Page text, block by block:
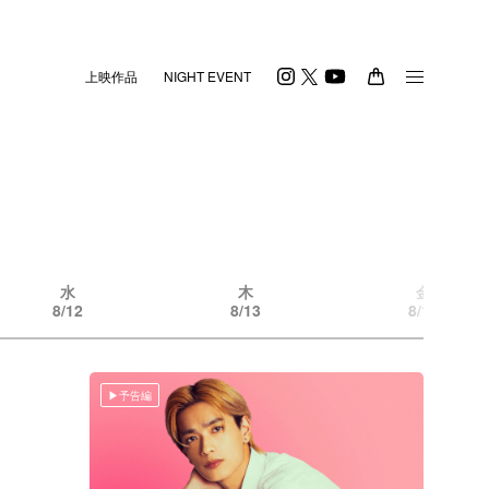
上映作品 NIGHT EVENT
水
8/12
木
8/13
金
8/14
予告編